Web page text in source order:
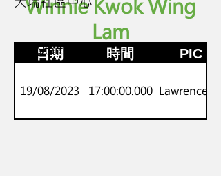
Winnie Kwok Wing
Lam
日期 時間 PIC
19/08/2023 17:00:00.000 Lawrence Lo
P.1-2
劍橋Starters